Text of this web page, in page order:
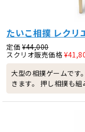
たいこ相撲 レクリ
定価 ¥44,000
スクリオ販売価格 ¥
大型の相撲ゲームです
きます。 押し相撲も組